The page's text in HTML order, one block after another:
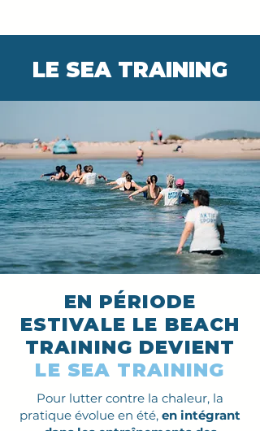
LE SEA TRAINING
EN PÉRIODE
ESTIVALE LE BEACH
TRAINING DEVIENT
LE SEA TRAINING
Pour lutter contre la chaleur, la
pratique évolue en été, en intégrant